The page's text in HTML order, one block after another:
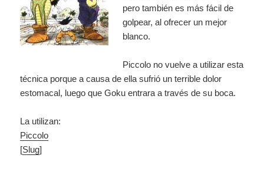
pero también es más fácil de
golpear, al ofrecer un mejor
blanco.
Piccolo no vuelve a utilizar esta
técnica porque a causa de ella sufrió un terrible dolor
estomacal, luego que Goku entrara a través de su boca.
La utilizan:
Piccolo
[Slug]